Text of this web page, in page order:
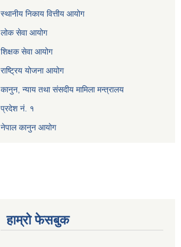
स्थानीय निकाय वित्तीय आयोग
लोक सेवा आयोग
शिक्षक सेवा आयोग
राष्ट्रिय योजना आयोग
कानुन, न्याय तथा संसदीय मामिला मन्त्रालय
प्रदेश नं. १
नेपाल कानुन आयोग
हाम्रो फेसबुक